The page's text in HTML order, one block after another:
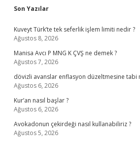
Sidebar
Son Yazılar
Kuveyt Türk’te tek seferlik işlem limiti nedir ?
Ağustos 8, 2026
Manisa Avcı P MNG K ÇVŞ ne demek ?
Ağustos 7, 2026
dövizli avanslar enflasyon düzeltmesine tabi
Ağustos 6, 2026
Kur’an nasıl başlar ?
Ağustos 6, 2026
Avokadonun çekirdeği nasıl kullanabiliriz ?
Ağustos 5, 2026